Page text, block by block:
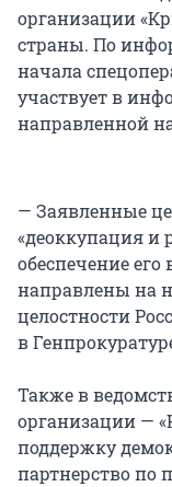
организации
страны. По
начала
участвует в
направленной
— Заявленные
«деоккупация и
обеспечение
направлены на
целостности
в
Также в
организации —
поддержку
партнерство по